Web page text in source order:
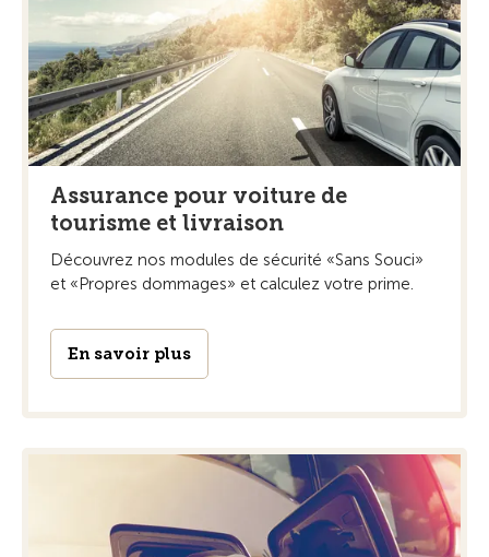
Assurance pour voiture de
tourisme et livraison
Découvrez nos modules de sécurité «Sans Souci»
et «Propres dommages» et calculez votre prime.
En savoir plus